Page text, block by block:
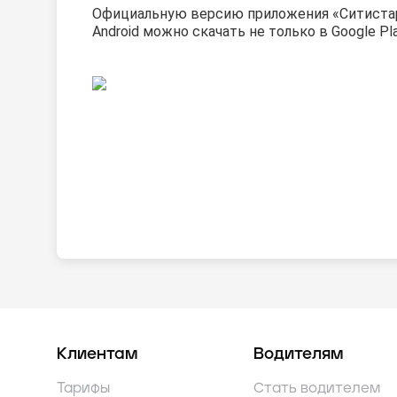
Официальную версию приложения
Android можно скачать не только в Google
Клиентам
Тарифы
Водителям
Стать водителем